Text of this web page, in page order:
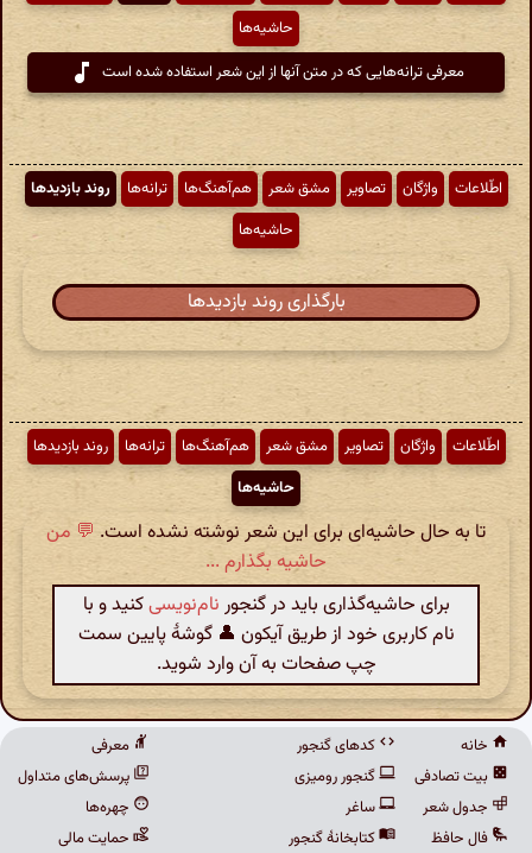
حاشیه‌ها
معرفی ترانه‌هایی که در متن آنها از این شعر استفاده شده است
اطّلاعات واژگان تصاویر مشق شعر هم‌آهنگ‌ها ترانه‌ها
روند بازدیدها
حاشیه‌ها
بارگذاری روند بازدیدها
اطّلاعات واژگان تصاویر مشق شعر هم‌آهنگ‌ها ترانه‌ها
روند بازدیدها
حاشیه‌ها
تا به حال حاشیه‌ای برای این شعر نوشته نشده است. 💬 من
حاشیه بگذارم ...
برای حاشیه‌گذاری باید در گنجور نام‌نویسیکنید و با
نام کاربری خود از طریق آیکون 👤 گوشهٔ پایین سمت
چپ صفحات به آن وارد شوید.
خانه
بیت تصادفی
جدول شعر
فال حافظ
کدهای گنجور
گنجور رومیزی
ساغر
کتابخانهٔ گنجور
معرفی
پرسش‌های متداول
چهره‌ها
حمایت مالی